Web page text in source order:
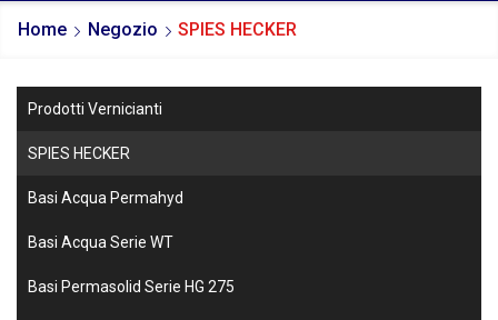
Home Negozio SPIES HECKER
Prodotti Vernicianti
SPIES HECKER
Basi Acqua Permahyd
Basi Acqua Serie WT
Basi Permasolid Serie HG 275